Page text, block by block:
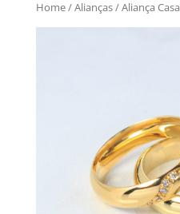
Home/Alianças/ Aliança